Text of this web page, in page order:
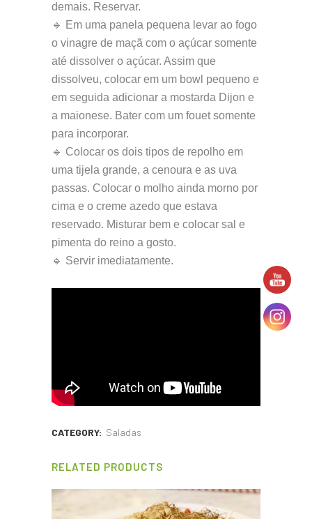
demais. Reservar.
🔹 Em uma panela pequena levar ao fogo
o vinagre de maçã com o açúcar somente
até dissolver o açúcar. Assim que
dissolveu, colocar em um bowl pequeno e
em seguida adicionar a mostarda Dijon e
a maionese. Bater com um fouet somente
para incorporar.
🔹 Colocar os dois tipos de repolho em
uma tijela grande, a cenoura e as uva
passas. Colocar o molho ainda morno por
cima e o creme azedo que estava
reservado. Misturar bem e colocar sal e
pimenta do reino a gosto.
🔹 Servir imediatamente.
CATEGORY: Saladas
RELATED PRODUCTS